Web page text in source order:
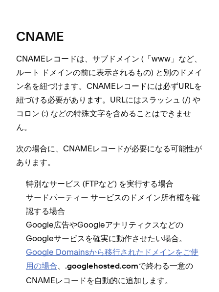
CNAME
CNAMEレコ⁠ードは⁠、サブドメイン (⁠「⁠www⁠」など⁠、
ル⁠ート ドメインの前に表示されるもの⁠) と別のドメイ
ン名を紐づけます⁠。CNAMEレコ⁠ードには必ずURLを
紐づける必要があります⁠。URLにはスラ⁠ッシ⁠ュ (⁠/⁠) や
コロン (⁠⁠:⁠) などの特殊文字を含めることはできませ
ん⁠。
次の場合に⁠、CNAMEレコ⁠ードが必要になる可能性が
あります⁠。
特別なサ⁠ービス (⁠FTPなど⁠) を実行する場合
サ⁠ードパ⁠ーテ⁠ィ⁠ー サ⁠ービスのドメイン所有権を確
認する場合
Google広告やGoogleアナリテ⁠ィクスなどの
Googleサ⁠ービスを確実に動作させたい場合⁠。
Google Domainsから移行されたドメインをご使
用の場合⁠、 ⁠.googlehosted⁠.comで終わる一意の
CNAMEレコ⁠ードを自動的に追加します⁠。